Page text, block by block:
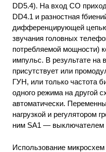
DD5.4). На вход СО
DD4.1 и разностная
дифференцирующей
звучания головных
потребляемой мощности)
импульс. В результате на
присутствует или
ГУН, или только частота
одного режима на другой
автоматически.
нагрузкой и регулятором
ним SA1 — выключателем
Использование